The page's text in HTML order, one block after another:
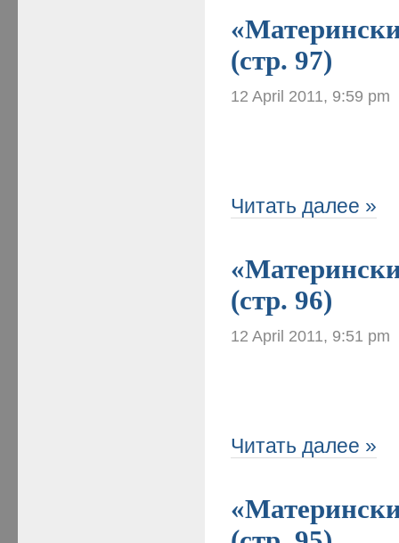
(стр. 97)
12 April 2011, 9:59 pm
Читать далее »
(стр. 96)
12 April 2011, 9:51 pm
Читать далее »